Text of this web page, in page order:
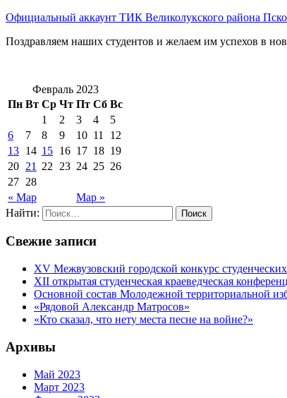
Официальный аккаунт ТИК Великолукского района
Поздравляем наших студентов и желаем им успехов в
Февраль 2023
Пн Вт Ср Чт Пт Сб Вс
« Мар Мар »
1 2 3 4
5
6
7 8 9 10 11
12
13 14 15 16 17 18 19
20 21 22 23 24 25 26
27 28
Найти:
Свежие записи
XV Межвузовский городской конкурс
XII открытая студенческая краеведческая
Основной состав Молодежной территориальной
«Рядовой Александр Матросов»
«Кто сказал, что нету места песне на войне?»
Архивы
Май 2023
Март 2023